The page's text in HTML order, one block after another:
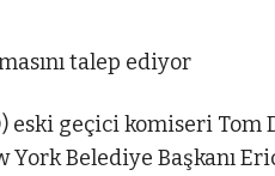
talep ediyor
eski geçici komiseri Tom
Belediye Başkanı